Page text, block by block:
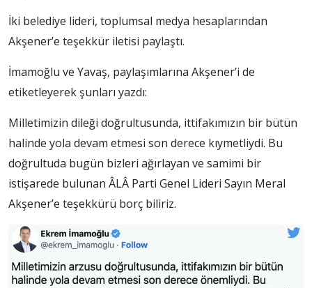
İki belediye lideri, toplumsal medya hesaplarından
Akşener’e teşekkür iletisi paylaştı.
İmamoğlu ve Yavaş, paylaşımlarına Akşener’i de
etiketleyerek şunları yazdı:
Milletimizin dileği doğrultusunda, ittifakımızın bir bütün
halinde yola devam etmesi son derece kıymetliydi. Bu
doğrultuda bugün bizleri ağırlayan ve samimi bir
istişarede bulunan ÂLÂ Parti Genel Lideri Sayın Meral
Akşener’e teşekkürü borç biliriz.